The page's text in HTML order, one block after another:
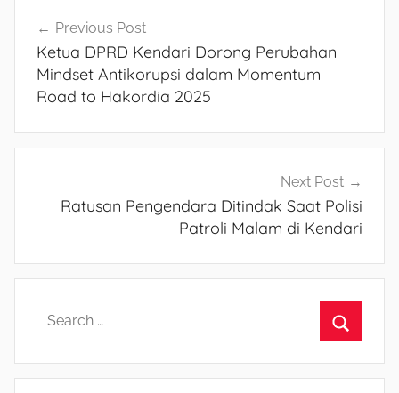
Navigasi
pos
Previous Post
Ketua DPRD Kendari Dorong Perubahan
Mindset Antikorupsi dalam Momentum
Road to Hakordia 2025
Next Post
Ratusan Pengendara Ditindak Saat Polisi
Patroli Malam di Kendari
a
e